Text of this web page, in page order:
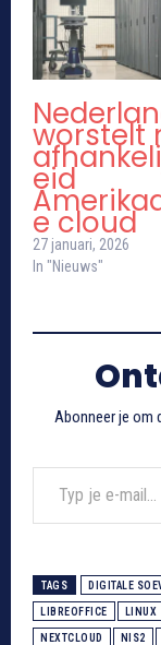
worstelt
eid
e cloud
27 januari, 2026
In "Nieuws"
Abonneer je om
Typ je e-mail...
TAGS DIGITALE
LIBREOFFICE LINUX
NEXTCLOUD NIS2